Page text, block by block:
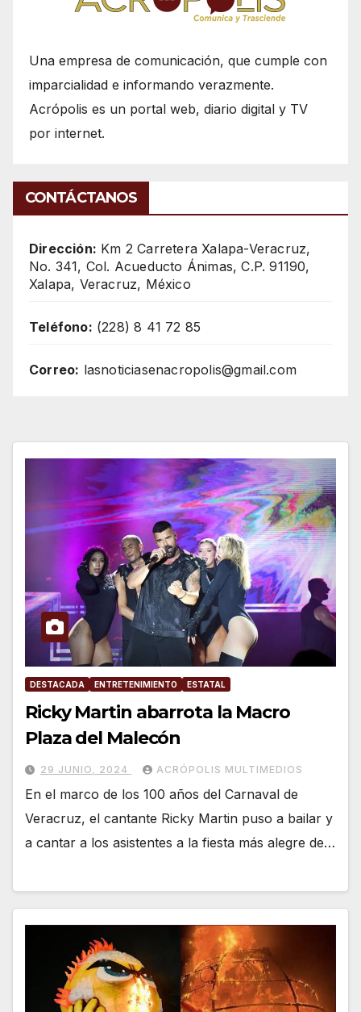
Una empresa de comunicación, que cumple con
imparcialidad e informando verazmente.
Acrópolis es un portal web, diario digital y TV
por internet.
CONTÁCTANOS
Dirección: Km 2 Carretera Xalapa-Veracruz,
No. 341, Col. Acueducto Ánimas, C.P. 91190,
Xalapa, Veracruz, México
Teléfono: (228) 8 41 72 85
Correo: lasnoticiasenacropolis@gmail.com
DESTACADA ENTRETENIMIENTO ESTATAL
Ricky Martin abarrota la Macro
Plaza del Malecón
29 JUNIO, 2024 ACRÓPOLIS MULTIMEDIOS
En el marco de los 100 años del Carnaval de
Veracruz, el cantante Ricky Martin puso a bailar y
a cantar a los asistentes a la fiesta más alegre de…